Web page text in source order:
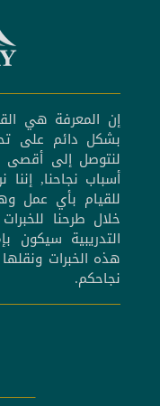
إن المعرفة هي
بشكل دائم على
لنتوصل إلى أقصى
أسباب نجاحنا,
للقيام بأي عمل
خلال طرحنا
التدريبية سيكون
هذه الخبرات
نجاحكم.